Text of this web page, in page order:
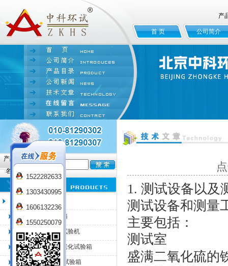
北京中科环试仪器有限公司
产
首 页 公司简介
产品
名:
臭氧老化试验箱
QL-100臭氧老化箱
QL-225臭氧老化试验机
QL-500动态臭氧老化试验箱
QL-0*型臭氧老化试验箱
1. 测试设备以及
测试设备和测量
主要包括：
测试室
盛满二氧化硫的
1522282633
1303430995
1606132236
1550250079